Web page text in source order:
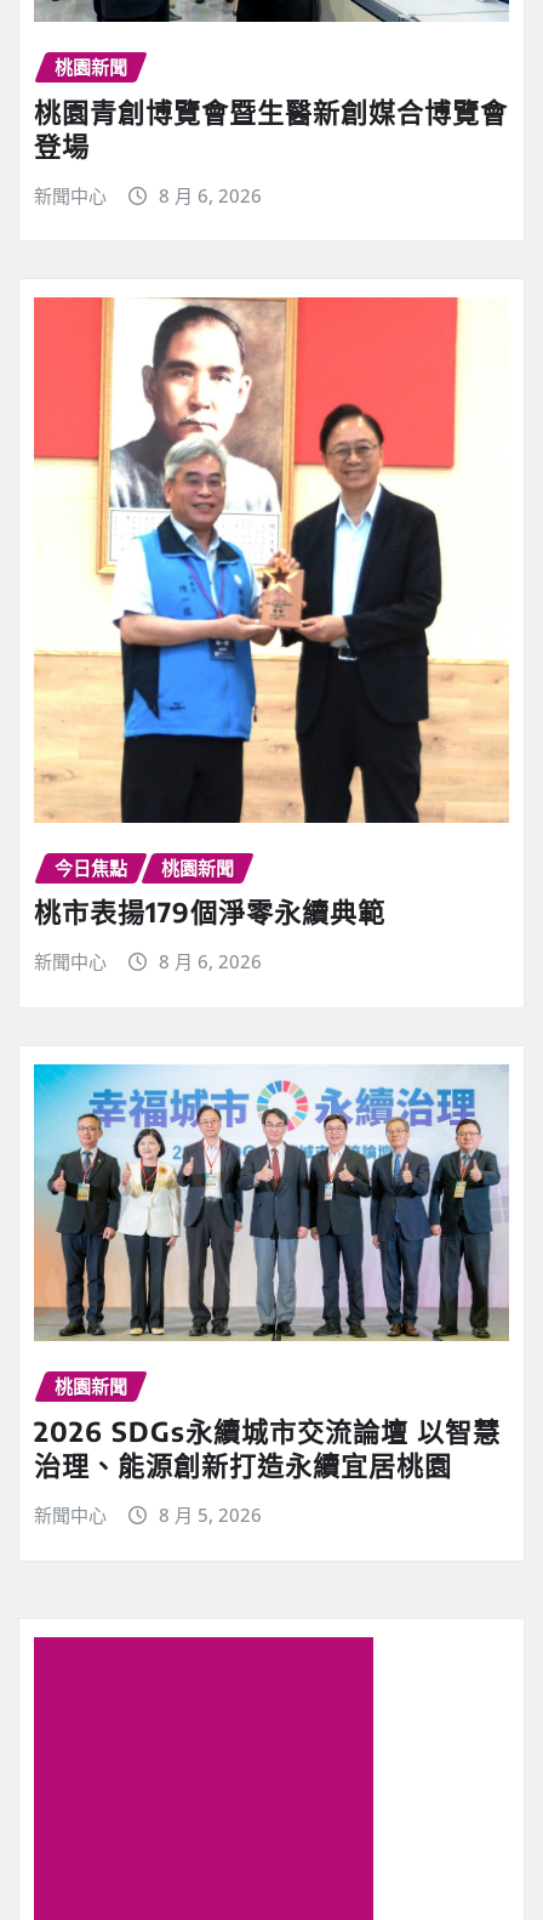
桃園新聞
桃園青創博覽會暨生醫新創媒合博覽會
登場
新聞中心 8 月 6, 2026
今日焦點 桃園新聞
桃市表揚179個淨零永續典範
新聞中心 8 月 6, 2026
桃園新聞
2026 SDGs永續城市交流論壇 以智慧
治理、能源創新打造永續宜居桃園
新聞中心 8 月 5, 2026